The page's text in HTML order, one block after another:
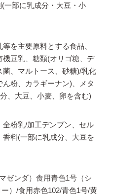
一部に乳成分・大豆・小
を主要原料とする食品、
豆乳、糖類(オリゴ糖、デ
、マルトース、砂糖)/乳化
粉、カラギーナン)、メタ
、大豆、小麦、卵を含む)
粉乳/加工デンプン、セル
料(一部に乳成分、大豆を
ゼンダ）食用青色1号（シ
）/食用赤色102/青色1号/黄